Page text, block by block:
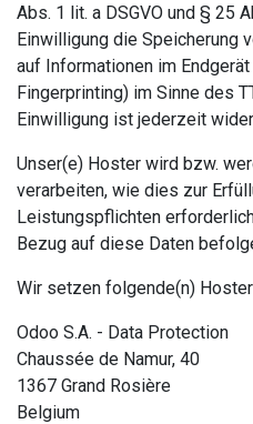
Abs. 1 lit. a DSGVO und § 25
Einwilligung die Speicherung
auf Informationen im
Fingerprinting) im Sinne des
Einwilligung ist jederzeit
Unser(e) Hoster wird bzw.
verarbeiten, wie dies zur
Leistungspflichten
Bezug auf diese Daten
Wir setzen folgende(n)
Odoo S.A. - Data Protection
Chaussée de Namur, 40
1367 Grand Rosière
Belgium